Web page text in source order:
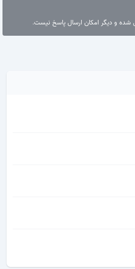
شده و دیگر امکان ارسال پاسخ نیست.